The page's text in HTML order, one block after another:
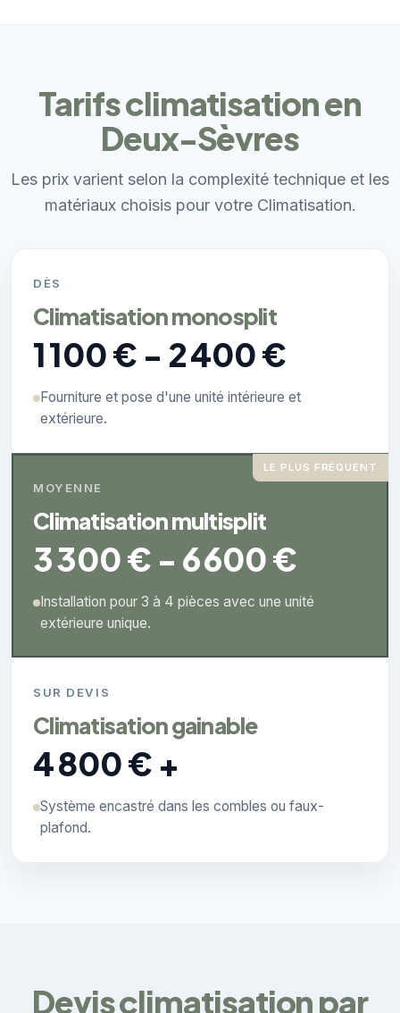
Tarifs climatisation en
Deux-Sèvres
Les prix varient selon la complexité technique et les
matériaux choisis pour votre Climatisation.
DÈS
Climatisation monosplit
1 100 € - 2 400 €
Fourniture et pose d'une unité intérieure et
extérieure.
LE PLUS FRÉQUENT
MOYENNE
Climatisation multisplit
3 300 € - 6 600 €
Installation pour 3 à 4 pièces avec une unité
extérieure unique.
SUR DEVIS
Climatisation gainable
4 800 € +
Système encastré dans les combles ou faux-
plafond.
Devis climatisation par